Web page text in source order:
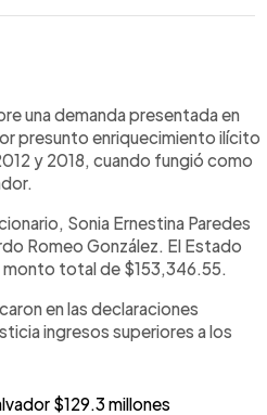
una demanda presentada en
presunto enriquecimiento ilícito
y 2018, cuando fungió como
Sonia Ernestina Paredes
Romeo González. El Estado
monto total de $153,346.55.
en las declaraciones
ingresos superiores a los
$129.3 millones